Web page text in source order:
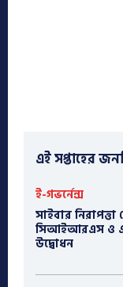
এই সপ্তাহের
ই-গভর্নেন্স
সাইবার
সিআইআরএস ও
উদ্বোধন